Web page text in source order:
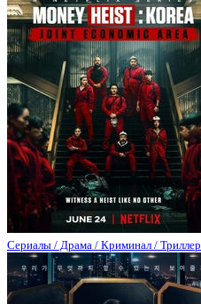
Сериалы / Драма / Криминал / Триллер